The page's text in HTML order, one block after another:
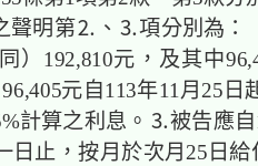
聲明第⒉、⒊項分別為：
）192,810元，及其中
元自113年11月25日
計算之利息。⒊被告應自
日止，按月於次月25日給